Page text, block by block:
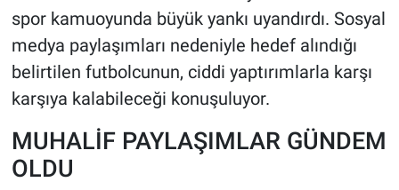
spor kamuoyunda büyük yankı uyandırdı. Sosyal
medya paylaşımları nedeniyle hedef alındığı
belirtilen futbolcunun, ciddi yaptırımlarla karşı
karşıya kalabileceği konuşuluyor.
MUHALİF PAYLAŞIMLAR GÜNDEM
OLDU
HABERDE İNSAN
POLİTİKA
SPOR
MAGAZİN